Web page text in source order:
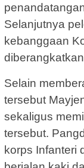
Selanjutnya
kebanggaan
Selain
tersebut
sekaligus
tersebut.
korps Infanteri